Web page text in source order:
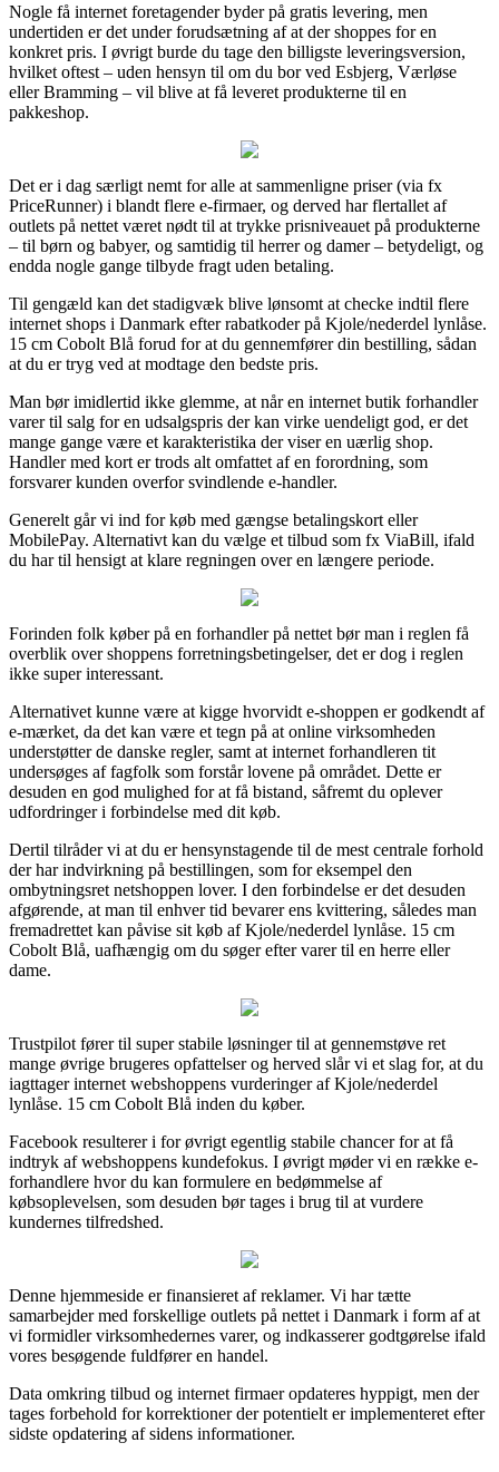
Nogle få internet foretagender byder på gratis levering, men
undertiden er det under forudsætning af at der shoppes for en
konkret pris. I øvrigt burde du tage den billigste leveringsversion,
hvilket oftest – uden hensyn til om du bor ved Esbjerg, Værløse
eller Bramming – vil blive at få leveret produkterne til en
pakkeshop.
Det er i dag særligt nemt for alle at sammenligne priser (via fx
PriceRunner) i blandt flere e-firmaer, og derved har flertallet af
outlets på nettet været nødt til at trykke prisniveauet på produkterne
– til børn og babyer, og samtidig til herrer og damer – betydeligt, og
endda nogle gange tilbyde fragt uden betaling.
Til gengæld kan det stadigvæk blive lønsomt at checke indtil flere
internet shops i Danmark efter rabatkoder på Kjole/nederdel lynlåse.
15 cm Cobolt Blå forud for at du gennemfører din bestilling, sådan
at du er tryg ved at modtage den bedste pris.
Man bør imidlertid ikke glemme, at når en internet butik forhandler
varer til salg for en udsalgspris der kan virke uendeligt god, er det
mange gange være et karakteristika der viser en uærlig shop.
Handler med kort er trods alt omfattet af en forordning, som
forsvarer kunden overfor svindlende e-handler.
Generelt går vi ind for køb med gængse betalingskort eller
MobilePay. Alternativt kan du vælge et tilbud som fx ViaBill, ifald
du har til hensigt at klare regningen over en længere periode.
Forinden folk køber på en forhandler på nettet bør man i reglen få
overblik over shoppens forretningsbetingelser, det er dog i reglen
ikke super interessant.
Alternativet kunne være at kigge hvorvidt e-shoppen er godkendt af
e-mærket, da det kan være et tegn på at online virksomheden
understøtter de danske regler, samt at internet forhandleren tit
undersøges af fagfolk som forstår lovene på området. Dette er
desuden en god mulighed for at få bistand, såfremt du oplever
udfordringer i forbindelse med dit køb.
Dertil tilråder vi at du er hensynstagende til de mest centrale forhold
der har indvirkning på bestillingen, som for eksempel den
ombytningsret netshoppen lover. I den forbindelse er det desuden
afgørende, at man til enhver tid bevarer ens kvittering, således man
fremadrettet kan påvise sit køb af Kjole/nederdel lynlåse. 15 cm
Cobolt Blå, uafhængig om du søger efter varer til en herre eller
dame.
Trustpilot fører til super stabile løsninger til at gennemstøve ret
mange øvrige brugeres opfattelser og herved slår vi et slag for, at du
iagttager internet webshoppens vurderinger af Kjole/nederdel
lynlåse. 15 cm Cobolt Blå inden du køber.
Facebook resulterer i for øvrigt egentlig stabile chancer for at få
indtryk af webshoppens kundefokus. I øvrigt møder vi en række e-
forhandlere hvor du kan formulere en bedømmelse af
købsoplevelsen, som desuden bør tages i brug til at vurdere
kundernes tilfredshed.
Denne hjemmeside er finansieret af reklamer. Vi har tætte
samarbejder med forskellige outlets på nettet i Danmark i form af at
vi formidler virksomhedernes varer, og indkasserer godtgørelse ifald
vores besøgende fuldfører en handel.
Data omkring tilbud og internet firmaer opdateres hyppigt, men der
tages forbehold for korrektioner der potentielt er implementeret efter
sidste opdatering af sidens informationer.